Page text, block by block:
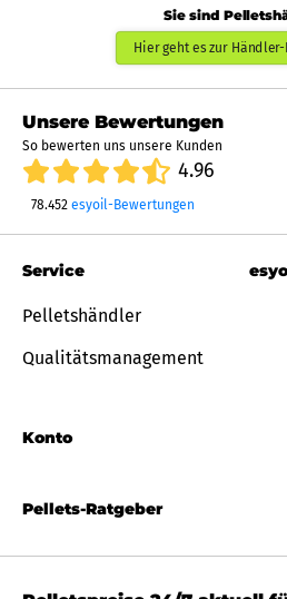
Sie sind
Hier geht es zur
Unsere Bewertungen
So bewerten uns unsere Kunden
4.96
78.452 esyoil-Bewertungen
Pellets-Ratgeber
Service
Pelletshändler
Qualitätsmanagement
Konto